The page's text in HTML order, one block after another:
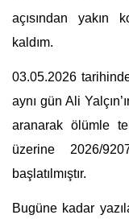
açısından yakın
kaldım.
03.05.2026
aynı gün Ali
aranarak ölümle
üzerine 2026/
başlatılmıştır.
Bugüne kadar